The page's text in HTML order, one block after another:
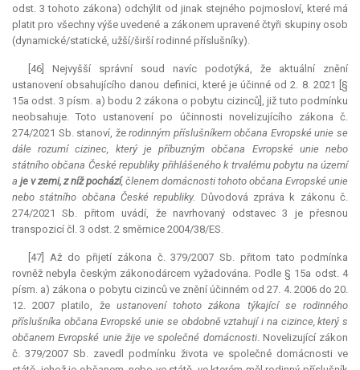
odst. 3 tohoto zákona) odchýlit od jinak stejného pojmosloví, které má
platit pro všechny výše uvedené a zákonem upravené čtyři skupiny osob
(dynamické/statické, užší/širší rodinné příslušníky).
[46] Nejvyšší správní soud navíc podotýká, že aktuální znění
ustanovení obsahujícího danou definici, které je účinné od 2. 8. 2021 [§
15a odst. 3 písm. a) bodu 2 zákona o pobytu cizinců], již tuto podmínku
neobsahuje. Toto ustanovení po účinnosti novelizujícího zákona č.
274/2021 Sb. stanoví, žerodinným příslušníkem občana Evropské unie se
dále rozumí cizinec, který je příbuzným občana Evropské unie nebo
státního občana České republiky přihlášeného k trvalému pobytu na území
a je v zemi, z níž pochází, členem domácnosti tohoto občana Evropské unie
nebo státního občana České republiky. Důvodová zpráva k zákonu č.
274/2021 Sb. přitom uvádí, že navrhovaný odstavec 3 je přesnou
transpozicí čl. 3 odst. 2 směrnice 2004/38/ES.
[47] Až do přijetí zákona č. 379/2007 Sb. přitom tato podmínka
rovněž nebyla českým zákonodárcem vyžadována. Podle § 15a odst. 4
písm. a) zákona o pobytu cizinců ve znění účinném od 27. 4. 2006 do 20.
12. 2007 platilo, že ustanovení tohoto zákona týkající se rodinného
příslušníka občana Evropské unie se obdobně vztahují i na cizince, který s
občanem Evropské unie žije ve společné domácnosti. Novelizující zákon
č. 379/2007 Sb. zavedl podmínku života ve společné domácnosti ve